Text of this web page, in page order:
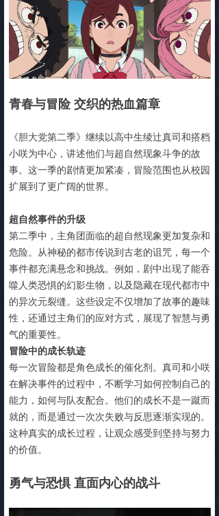
青春与冒险 交织的热血篇章
《胆大党第二季》继续以高中生绫辻真司和搭档
小咲为中心，讲述他们与超自然现象斗争的故
事。这一季的剧情更加紧凑，冒险范围也从校园
扩展到了更广阔的世界。
超自然事件的升级
第二季中，主角团面临的超自然现象更加复杂和
危险。从神秘的都市传说到古老的诅咒，每一个
事件都充满悬念和挑战。例如，剧中出现了能吞
噬人类恐惧的幻影生物，以及隐藏在现代都市中
的异次元裂缝。这些设定不仅增加了故事的趣味
性，还通过主角们的应对方式，展现了智慧与勇
气的重要性。
冒险中的成长轨迹
每一次冒险都是角色成长的催化剂。真司和小咲
在解决事件的过程中，不断学习如何控制自己的
能力，如何与队友配合。他们的成长不是一蹴而
就的，而是通过一次次失败与反思逐渐实现的。
这种真实的成长过程，让观众感受到坚持与努力
的价值。
勇气与恐惧 直面内心的战斗